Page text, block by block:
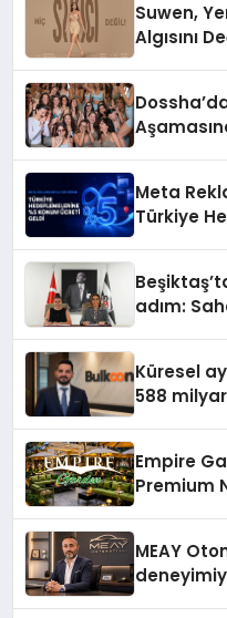
Suwen,
Algısını
Meta
Türkiye
adım:
Küresel
588
Empire
Premium
MEAY